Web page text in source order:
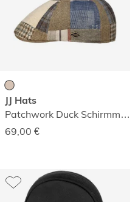
JJ Hats
Patchwork Duck Schirmmütze
69,00 €